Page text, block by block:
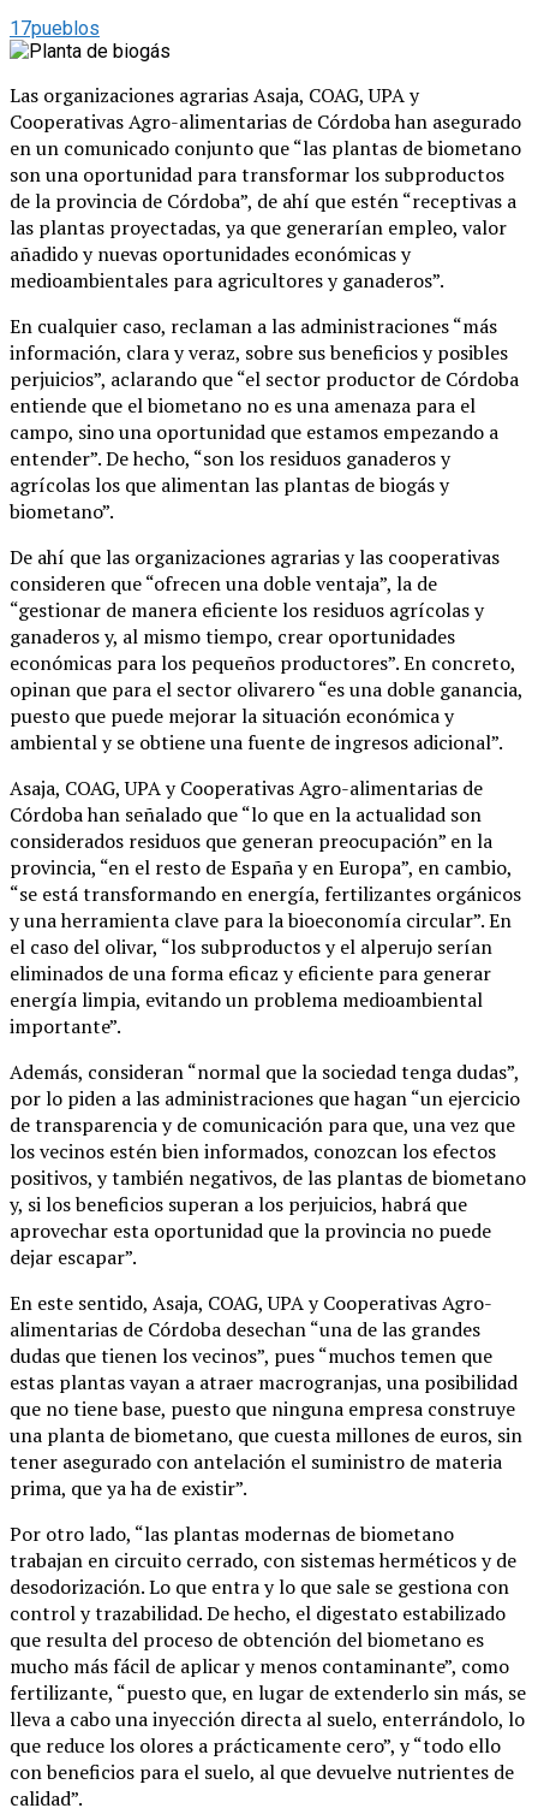
17pueblos
Las organizaciones agrarias Asaja, COAG, UPA y
Cooperativas Agro-alimentarias de Córdoba han asegurado
en un comunicado conjunto que “las plantas de biometano
son una oportunidad para transformar los subproductos
de la provincia de Córdoba”, de ahí que estén “receptivas a
las plantas proyectadas, ya que generarían empleo, valor
añadido y nuevas oportunidades económicas y
medioambientales para agricultores y ganaderos”.
En cualquier caso, reclaman a las administraciones “más
información, clara y veraz, sobre sus beneficios y posibles
perjuicios”, aclarando que “el sector productor de Córdoba
entiende que el biometano no es una amenaza para el
campo, sino una oportunidad que estamos empezando a
entender”. De hecho, “son los residuos ganaderos y
agrícolas los que alimentan las plantas de biogás y
biometano”.
De ahí que las organizaciones agrarias y las cooperativas
consideren que “ofrecen una doble ventaja”, la de
“gestionar de manera eficiente los residuos agrícolas y
ganaderos y, al mismo tiempo, crear oportunidades
económicas para los pequeños productores”. En concreto,
opinan que para el sector olivarero “es una doble ganancia,
puesto que puede mejorar la situación económica y
ambiental y se obtiene una fuente de ingresos adicional”.
Asaja, COAG, UPA y Cooperativas Agro-alimentarias de
Córdoba han señalado que “lo que en la actualidad son
considerados residuos que generan preocupación” en la
provincia, “en el resto de España y en Europa”, en cambio,
“se está transformando en energía, fertilizantes orgánicos
y una herramienta clave para la bioeconomía circular”. En
el caso del olivar, “los subproductos y el alperujo serían
eliminados de una forma eficaz y eficiente para generar
energía limpia, evitando un problema medioambiental
importante”.
Además, consideran “normal que la sociedad tenga dudas”,
por lo piden a las administraciones que hagan “un ejercicio
de transparencia y de comunicación para que, una vez que
los vecinos estén bien informados, conozcan los efectos
positivos, y también negativos, de las plantas de biometano
y, si los beneficios superan a los perjuicios, habrá que
aprovechar esta oportunidad que la provincia no puede
dejar escapar”.
En este sentido, Asaja, COAG, UPA y Cooperativas Agro-
alimentarias de Córdoba desechan “una de las grandes
dudas que tienen los vecinos”, pues “muchos temen que
estas plantas vayan a atraer macrogranjas, una posibilidad
que no tiene base, puesto que ninguna empresa construye
una planta de biometano, que cuesta millones de euros, sin
tener asegurado con antelación el suministro de materia
prima, que ya ha de existir”.
Por otro lado, “las plantas modernas de biometano
trabajan en circuito cerrado, con sistemas herméticos y de
desodorización. Lo que entra y lo que sale se gestiona con
control y trazabilidad. De hecho, el digestato estabilizado
que resulta del proceso de obtención del biometano es
mucho más fácil de aplicar y menos contaminante”, como
fertilizante, “puesto que, en lugar de extenderlo sin más, se
lleva a cabo una inyección directa al suelo, enterrándolo, lo
que reduce los olores a prácticamente cero”, y “todo ello
con beneficios para el suelo, al que devuelve nutrientes de
calidad”.